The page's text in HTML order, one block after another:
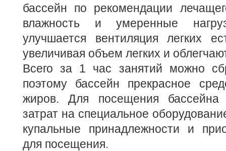
бассейн по рекомендации
влажность и умеренные
улучшается вентиляция легких
увеличивая объем легких и
Всего за 1 час занятий можно
поэтому бассейн прекрасное
жиров. Для посещения
затрат на специальное
купальные принадлежности и
для посещения.